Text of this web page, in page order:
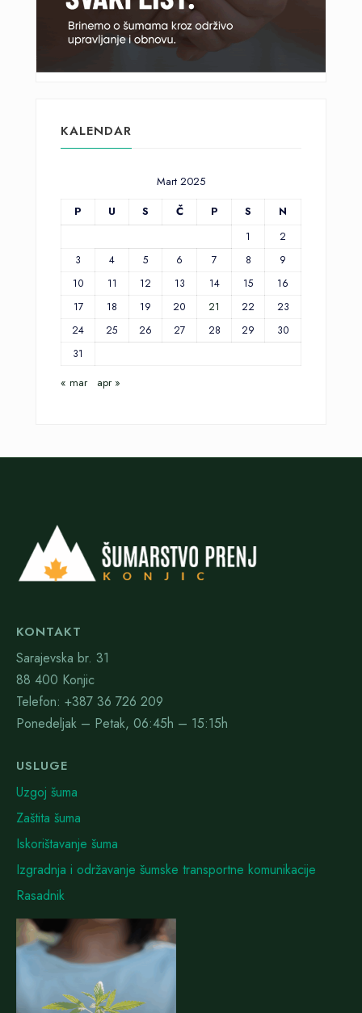
KALENDAR
Mart 2025
P
U S Č P S N
1
2
3
4 5 6 7 8
9
10
11 12 13 14 15
16
17
18 19 20 21 22
23
24
25 26 27 28 29
30
31
« mar apr »
KONTAKT
Sarajevska br. 31
88 400 Konjic
Telefon: +387 36 726 209
Ponedeljak – Petak, 06:45h – 15:15h
USLUGE
Uzgoj šuma
Zaštita šuma
Iskorištavanje šuma
Izgradnja i održavanje šumske transportne komunikacije
Rasadnik